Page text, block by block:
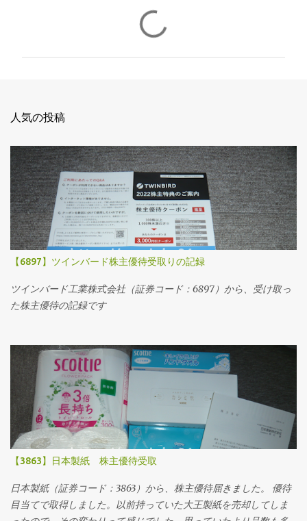
人気の投稿
【6897】ツインバード株主優待受取りの記録
ツインバード工業株式会社（証券コード：6897）から、受け取っ
た株主優待の記録です
【3863】日本製紙 株主優待受取
日本製紙（証券コード：3863）から、株主優待届きました。 優待
目当てで取得しました。以前持っていた大王製紙を売却してしま